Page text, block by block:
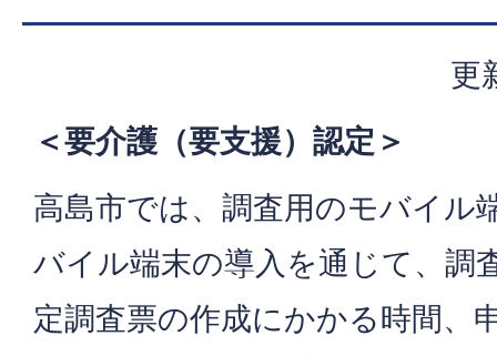
更
＜要介護（要支援）認定＞
高島市では、調査用のモバイル
バイル端末の導入を通じて、調
定調査票の作成にかかる時間、